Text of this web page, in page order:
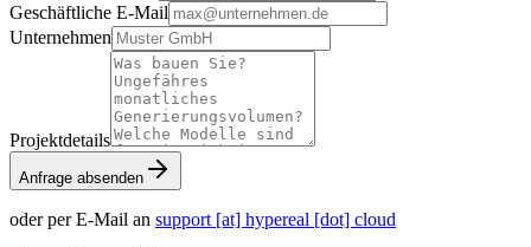
Geschäftliche E-Mail
Unternehmen
Projektdetails
Anfrage absenden
oder per E-Mail an support [at] hypereal [dot] cloud